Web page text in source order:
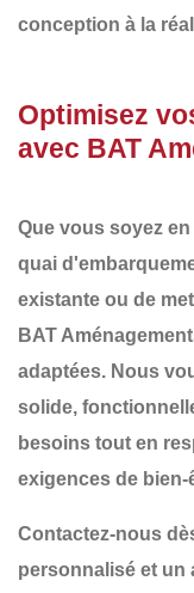
conception à la
Optimisez
avec BAT
Que vous soyez
quai
existante ou de
BAT
adaptées. Nous
solide,
besoins tout en
exigences de bien-
Contactez-nous
personnalisé et un